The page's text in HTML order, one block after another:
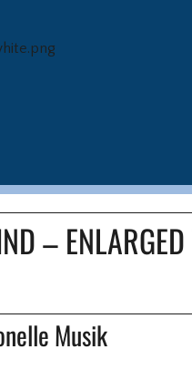
–
Musik